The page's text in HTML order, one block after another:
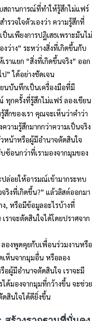
สถานการณ์ที่ทำให้รู้สึกไม่แฟร์
รวจใจตัวเองว่า ความรู้สึกที่
นเพียงการปฏิเสธเพราะมันไม่
งว่าง” ระหว่างสิ่งที่เกิดขึ้นกับ
ราแยก “สิ่งที่เกิดขึ้นจริง” ออก
” ได้อย่างชัดเจน
ยนบันทึกเป็นเครื่องมือที่มี
ทุกครั้งที่รู้สึกไม่แฟร์ ลองเขียน
สึกของเรา คุณจะเห็นว่าคำว่า
วามรู้สึกมากกว่าความเป็นจริง
น้าหรือผู้มีอำนาจตัดสินใจ
อนกว่าที่เรามองจากมุมของ
ล่อยให้อารมณ์เข้ามากระทบ
ริงที่เกิดขึ้น?” แล้วลิสต์ออกมา
ง, หรือมีข้อมูลอะไรบ้างที่
ราจะตัดสินใจได้โดยปราศจาก
ลองพูดคุยกับเพื่อนร่วมงานหรือ
เห็นจากมุมอื่น หรือลอง
อผู้มีอำนาจตัดสินใจ เราจะมี
ด้มองจากมุมที่กว้างขึ้น จะช่วย
ดสินใจได้ดียิ่งขึ้น